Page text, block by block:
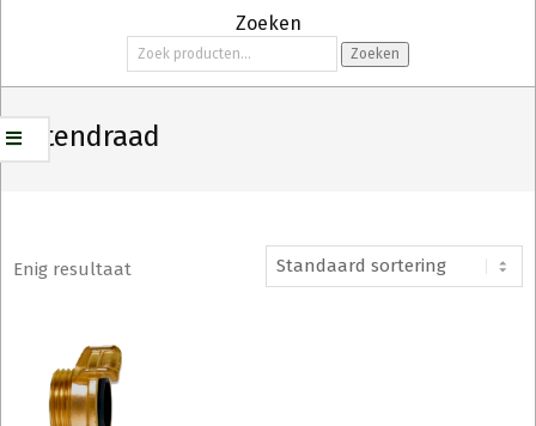
Zoeken
Zoeken
naar:
Zoeken
buitendraad
Enig resultaat